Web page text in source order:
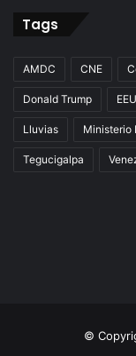
Tags
AMDC CNE
Donald Trump
Lluvias Ministerio
Tegucigalpa
©